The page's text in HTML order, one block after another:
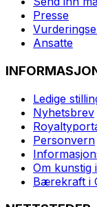
Presse
Ansatte
Ledige
Nyhetsbrev
Personvern
Om kunstig
Bærekraft i